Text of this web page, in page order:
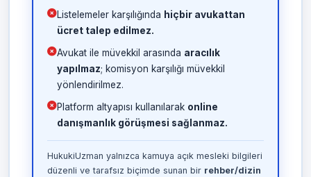
Listelemeler karşılığında hiçbir avukattan
ücret talep edilmez.
Avukat ile müvekkil arasında aracılık
yapılmaz; komisyon karşılığı müvekkil
yönlendirilmez.
Platform altyapısı kullanılarak online
danışmanlık görüşmesi sağlanmaz.
HukukiUzman yalnızca kamuya açık mesleki bilgileri
düzenli ve tarafsız biçimde sunan bir rehber/dizin